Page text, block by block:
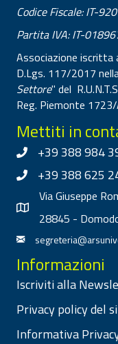
Codice Fiscale: IT-
Partita IVA: IT-
Associazione iscritta
D.Lgs. 117/2017
Settore" del
Reg. Piemonte
Mettiti in
+39 388 984
+39 388 625
Via Giuseppe
28845 -
Informazioni
Iscriviti alla
Privacy policy del
Informativa